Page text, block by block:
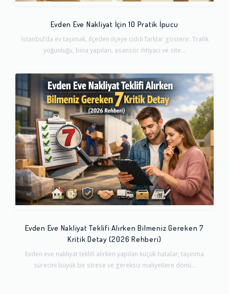
Evden Eve Nakliyat İçin 10 Pratik İpucu
İstanbul’da ev taşımak, ilçeden ilçeye ciddi farklar gösterir. Trafik
yoğunluğu, bina yapıları, asansör ihtiyacı ve site...
Evden Eve Nakliyat Teklifi Alırken Bilmeniz Gereken 7
Kritik Detay (2026 Rehberi)
Evden eve nakliyat teklifi alırken yapılan küçük hatalar, taşınma
sürecini büyük bir strese ve gereksiz maliyetlere dönü...